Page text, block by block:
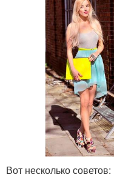
Вот несколько советов: